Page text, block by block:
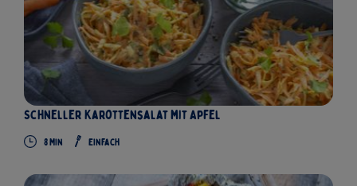
Schneller Karottensalat mit Apfel
8Min Einfach